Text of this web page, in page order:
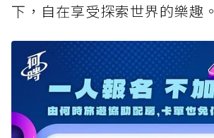
下，自在享受探索世界的樂趣。